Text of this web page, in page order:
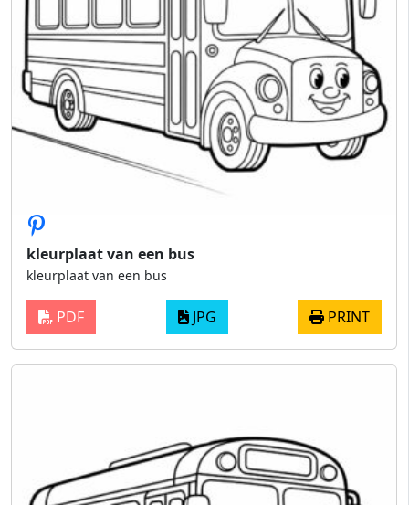
kleurplaat van een bus
kleurplaat van een bus
PDF JPG PRINT